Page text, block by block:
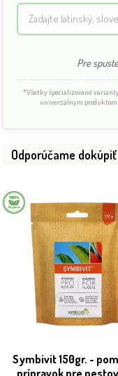
Pre
*Všetky špecializované
univerzálnym produktom
Odporúčame dokúpiť
Symbivit 150gr. -
prípravok pre